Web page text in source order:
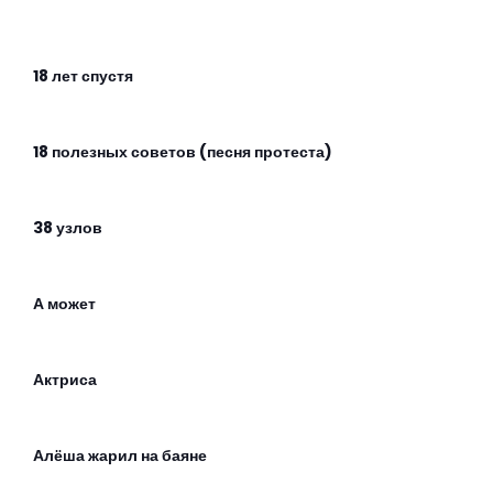
18 лет спустя
18 полезных советов (песня протеста)
38 узлов
А может
Актриса
Алёша жарил на баяне